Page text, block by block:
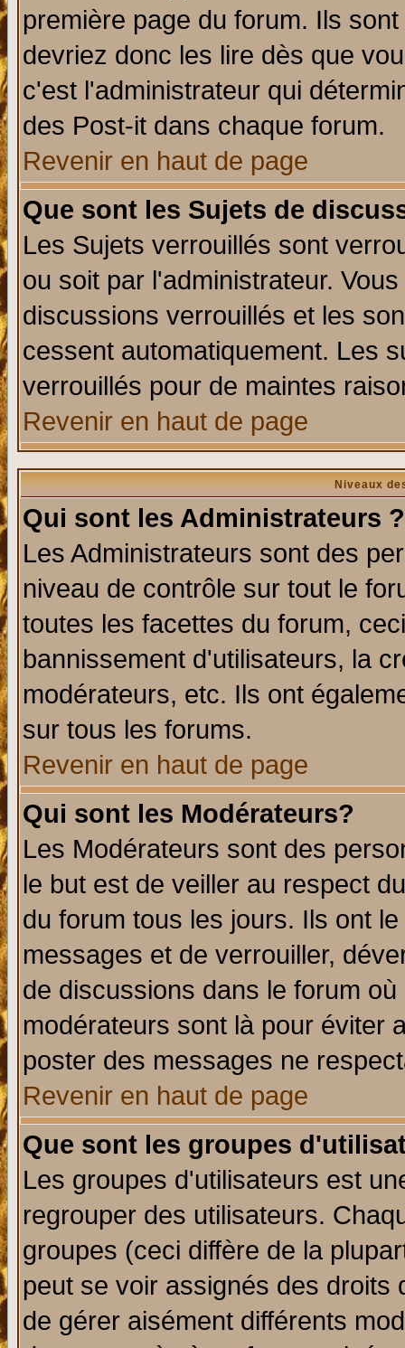
première page du forum. Ils
devriez donc les lire dès que
c'est l'administrateur qui
des Post-it dans chaque forum.
Revenir en haut de page
Que sont les Sujets de
Les Sujets verrouillés sont
ou soit par l'administrateur.
discussions verrouillés et les
cessent automatiquement. Les
verrouillés pour de maintes
Revenir en haut de page
Niveaux
Qui sont les Administrateurs ?
Les Administrateurs sont des
niveau de contrôle sur tout le
toutes les facettes du forum,
bannissement d'utilisateurs, la
modérateurs, etc. Ils ont
sur tous les forums.
Revenir en haut de page
Qui sont les Modérateurs?
Les Modérateurs sont des
le but est de veiller au respect
du forum tous les jours. Ils ont
messages et de verrouiller,
de discussions dans le forum
modérateurs sont là pour éviter
poster des messages ne
Revenir en haut de page
Que sont les groupes
Les groupes d'utilisateurs est
regrouper des utilisateurs.
groupes (ceci diffère de la
peut se voir assignés des
de gérer aisément différents